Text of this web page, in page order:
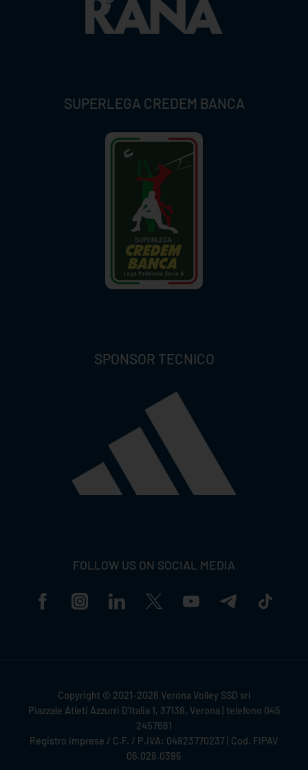
SUPERLEGA CREDEM BANCA
SPONSOR TECNICO
FOLLOW US ON SOCIAL MEDIA
Copyright © 2021-2026 Verona Volley SSD srl
Piazzale Atleti Azzurri D'Italia 1, 37138, Verona | telefono 045
2457661
Registro imprese / C.F. / P.IVA: 04823770237 | Cod. FIPAV
06.028.0396